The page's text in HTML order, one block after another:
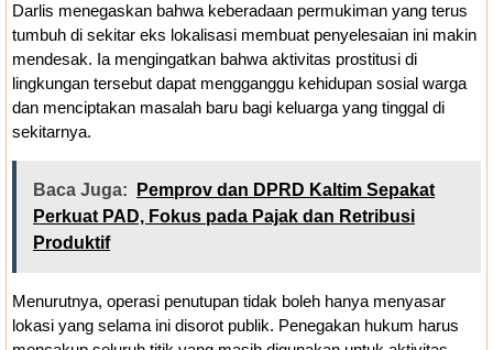
Darlis menegaskan bahwa keberadaan permukiman yang terus
tumbuh di sekitar eks lokalisasi membuat penyelesaian ini makin
mendesak. Ia mengingatkan bahwa aktivitas prostitusi di
lingkungan tersebut dapat mengganggu kehidupan sosial warga
dan menciptakan masalah baru bagi keluarga yang tinggal di
sekitarnya.
Baca Juga:
Pemprov dan DPRD Kaltim Sepakat
Perkuat PAD, Fokus pada Pajak dan Retribusi
Produktif
Menurutnya, operasi penutupan tidak boleh hanya menyasar
lokasi yang selama ini disorot publik. Penegakan hukum harus